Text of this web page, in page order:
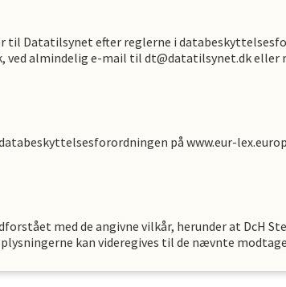
til Datatilsynet efter reglerne i
ved almindelig e-mail til dt@datatilsynet.dk
på www.eur-
med de angivne vilkår, herunder atDcH
kan videregives til de nævnte